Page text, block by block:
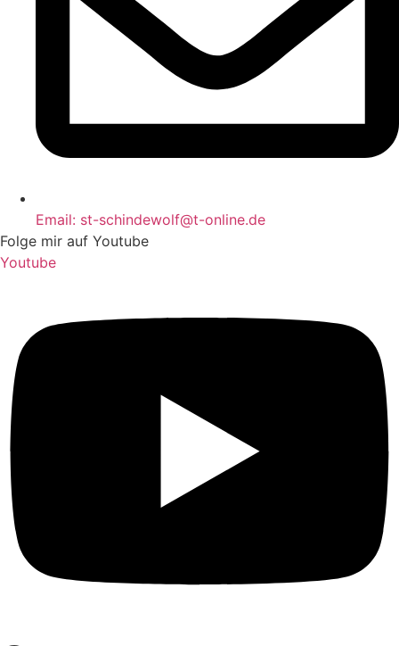
Email: st-schindewolf@t-online.de
Folge mir auf Youtube
Youtube